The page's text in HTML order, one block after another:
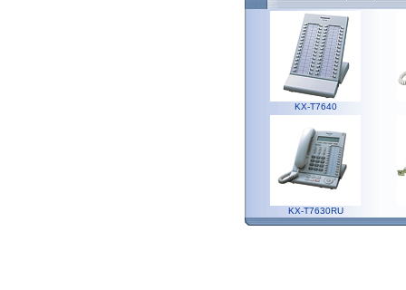
KX-T7640
KX-T7630RU